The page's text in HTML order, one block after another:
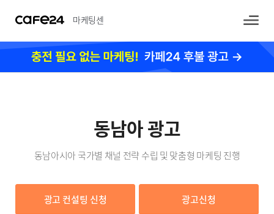
마케팅센
터
동남아 광고
동남아시아 국가별 채널 전략 수립 및 맞춤형 마케팅 진행
광고 컨설팅 신청 광고신청